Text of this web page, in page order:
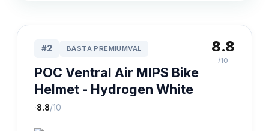
#2 BÄSTA PREMIUMVAL
POC Ventral Air MIPS Bike
Helmet - Hydrogen White
·8.8/10
8.8
/10